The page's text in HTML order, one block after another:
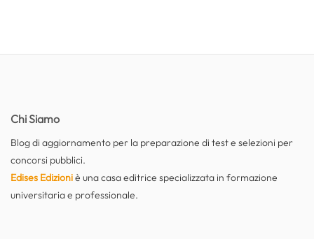
Chi Siamo
Blog di aggiornamento per la preparazione di test e selezioni per
concorsi pubblici.
Edises Edizioniè una casa editrice specializzata in formazione
universitaria e professionale.